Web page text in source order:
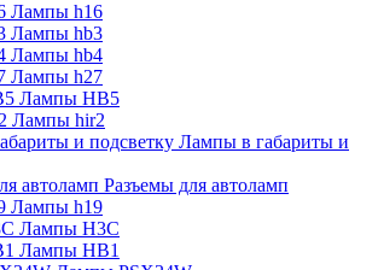
Лампы h16
Лампы hb3
Лампы hb4
Лампы h27
Лампы HB5
Лампы hir2
Лампы в габариты и
Разъемы для автоламп
Лампы h19
Лампы H3C
Лампы HB1